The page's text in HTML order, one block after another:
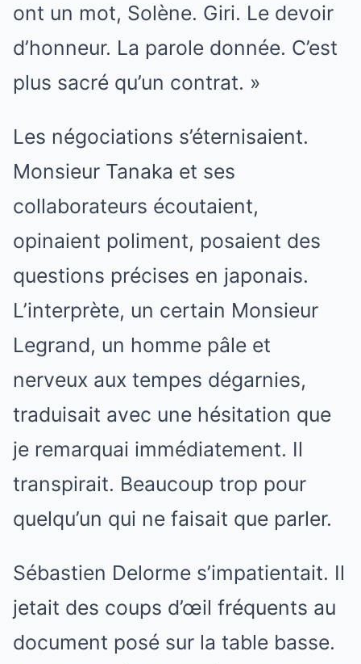
ont un mot, Solène. Giri. Le devoir
d’honneur. La parole donnée. C’est
plus sacré qu’un contrat. »
Les négociations s’éternisaient.
Monsieur Tanaka et ses
collaborateurs écoutaient,
opinaient poliment, posaient des
questions précises en japonais.
L’interprète, un certain Monsieur
Legrand, un homme pâle et
nerveux aux tempes dégarnies,
traduisait avec une hésitation que
je remarquai immédiatement. Il
transpirait. Beaucoup trop pour
quelqu’un qui ne faisait que parler.
Sébastien Delorme s’impatientait. Il
jetait des coups d’œil fréquents au
document posé sur la table basse.